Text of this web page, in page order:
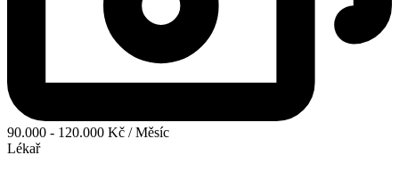
90.000 - 120.000 Kč / Měsíc
Lékař